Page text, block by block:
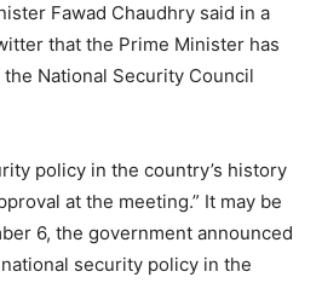
Fawad Chaudhry said in a
that the Prime Minister has
National Security Council
policy in the country’s history
at the meeting.” It may be
6, the government announced
security policy in the